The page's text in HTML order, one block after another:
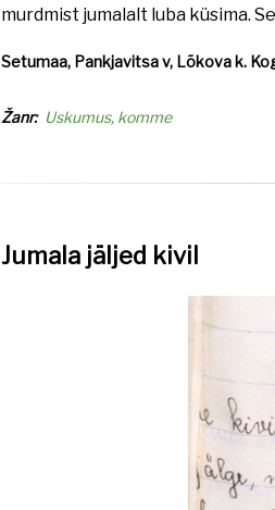
murdmist jumalalt luba küsima.
Setumaa, Pankjavitsa v, Lõkova k.
Žanr Uskumus, komme
Jumala jäljed kivil